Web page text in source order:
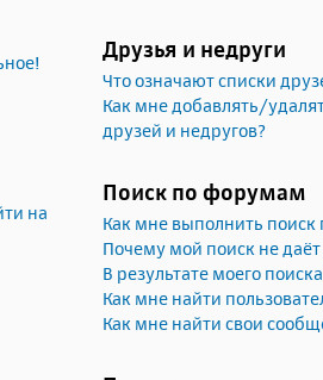
на
Друзья и недруги
Что означают списки
Как мне добавлять/
друзей и недругов?
Поиск по форумам
Как мне выполнить
Почему мой поиск не даёт
В результате моего
Как мне найти
Как мне найти свои